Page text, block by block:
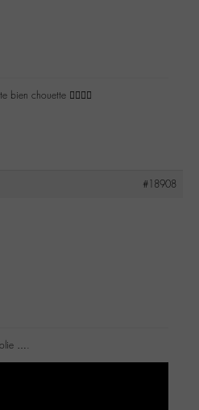
bien chouette 👌🏼👍🏼
#18908
….